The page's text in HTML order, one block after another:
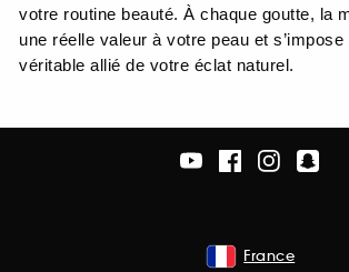
votre routine beauté. À chaque goutte, la
une réelle valeur à votre peau et
véritable allié de votre éclat naturel.
France